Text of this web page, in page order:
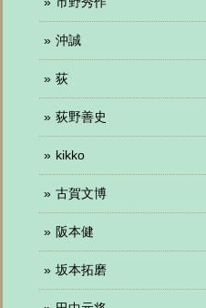
沖誠
荻
荻野善史
kikko
古賀文博
阪本健
坂本拓磨